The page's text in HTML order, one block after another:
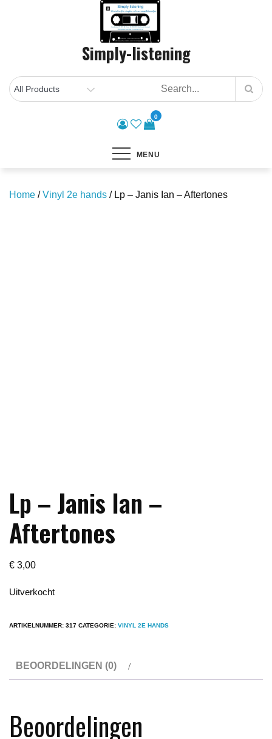
Simply-listening
0
MENU
Home /Vinyl 2e hands / Lp – Janis Ian – Aftertones
Lp – Janis Ian –
Aftertones
€ 3,00
Uitverkocht
ARTIKELNUMMER: 317 CATEGORIE: VINYL 2E HANDS
BEOORDELINGEN (0)
Beoordelingen